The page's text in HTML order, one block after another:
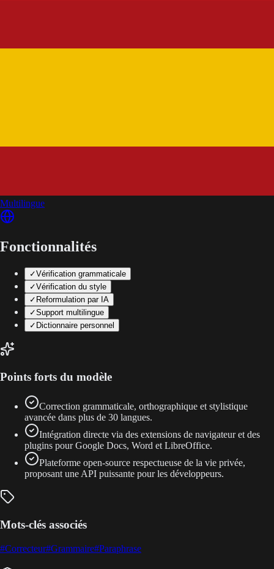
Multilingue
Fonctionnalités
✓Vérification grammaticale
✓Vérification du style
✓ Reformulation par IA
✓Support multilingue
✓ Dictionnaire personnel
Points forts du modèle
Correction grammaticale, orthographique et stylistique
avancée dans plus de 30 langues.
Intégration directe via des extensions de navigateur et des
plugins pour Google Docs, Word et LibreOffice.
Plateforme open-source respectueuse de la vie privée,
proposant une API puissante pour les développeurs.
Mots-clés associés
#Correcteur#Grammaire#Paraphrase